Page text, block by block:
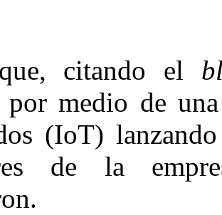
citando el
por medio de
(IoT)
de la